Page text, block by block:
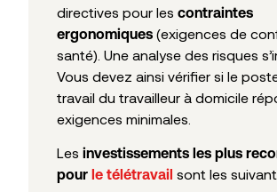
directives pour les contraintes
ergonomiques (exigences de
santé). Une analyse des risques
Vous devez ainsi vérifier si le
travail du travailleur à domicile
exigences minimales.
Les investissements les plus
pour le télétravail sont les